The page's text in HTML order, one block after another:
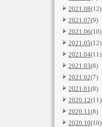
2021.08(12)
2021.07(9)
2021.06(10)
2021.05(12)
2021.04(11)
2021.03(8)
2021.02(7)
2021.01(8)
2020.12(11)
2020.11(8)
2020.10(10)